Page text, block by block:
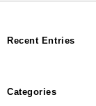
Recent Entries
Categories